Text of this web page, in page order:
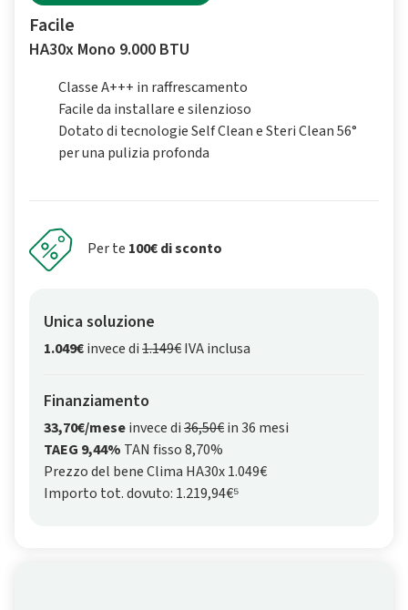
Facile
HA30x Mono 9.000 BTU
Classe A+++ in raffrescamento
Facile da installare e silenzioso
Dotato di tecnologie Self Clean e Steri Clean 56°
per una pulizia profonda
Per te 100€ di sconto
Unica soluzione
1.049€invece di1.149€IVA inclusa
Finanziamento
33,70€/meseinvece di36,50€in 36 mesi
TAEG 9,44% TAN fisso 8,70%
Prezzo del bene Clima HA30x 1.049€
Importo tot. dovuto: 1.219,94€⁵